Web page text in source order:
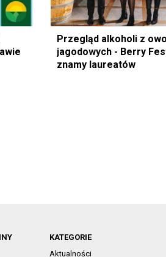
Przegląd alkoholi z
jagodowych - Berry
znamy laureatów
KATEGORIE
Aktualności